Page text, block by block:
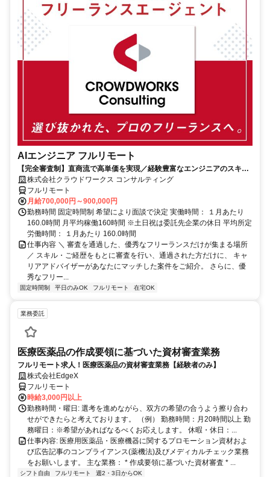
AIエンジニア フルリモート
【完全審査制】直商流で高単価を実現／経験豊富なエンジニアのスキル
に合致した案件を多数保有
株式会社クラウドワークス コンサルティング
フルリモート
月給700,000円～900,000円
勤務時間 固定時間制 希望により面談で決定 実働時間： １月あたり
160.0時間 月平均稼働160時間 ※土日祝は委託先企業の休日 平均所定
労働時間： １月あたり 160.0時間
仕事内容 ＼ 審査を通過した、優秀なフリーランスだけが集まる場所
／ スキル・ご経歴をもとに審査を行い、通過された方だけに、 キャ
リアアドバイザーがあなたにマッチした案件をご紹介。 さらに、優
秀なフリー...
固定時間制 平日のみOK フルリモート 在宅OK
業務委託
医療医薬品の作成要領に基づいた資材審査業務
フルリモート求人！医療医薬品の資材審査業務【経験者のみ】
株式会社EdgeX
フルリモート
時給3,000円以上
勤務時間・曜日: 選考を進めながら、双方の希望の合うよう擦り合わ
せができたらと考えております。 （例） 勤務時間：月20時間以上 勤
務曜日：※希望があればなるべくお応えします。 休暇・休日：...
仕事内容: 医療用医薬品・医療機器に関するプロモーション資材およ
び広告記事のコンプライアンス(薬機法)及びメディカルチェック業務
をお願いします。 主な業務： * 作成要領に基づいた資材審査 * ...
シフト自由 フルリモート 週2・3日からOK